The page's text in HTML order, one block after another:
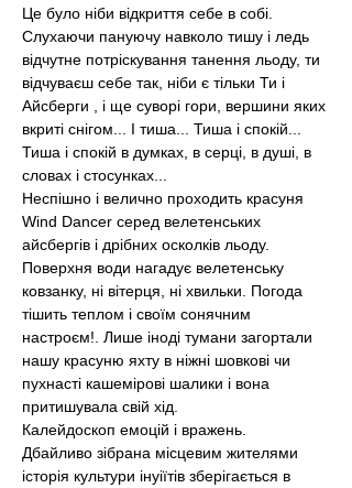
Це було ніби відкриття себе в собі.
Слухаючи пануючу навколо тишу і ледь
відчутне потріскування танення льоду, ти
відчуваєш себе так, ніби є тільки Ти і
Айсберги , і ще суворі гори, вершини яких
вкриті снігом... І тиша... Тиша і спокій...
Тиша і спокій в думках, в серці, в душі, в
словах і стосунках...
Неспішно і велично проходить красуня
Wind Dancer серед велетенських
айсбергів і дрібних осколків льоду.
Поверхня води нагадує велетенську
ковзанку, ні вітерця, ні хвильки. Погода
тішить теплом і своїм сонячним
настроєм!. Лише іноді тумани загортали
нашу красуню яхту в ніжні шовкові чи
пухнасті кашемірові шалики і вона
притишувала свій хід.
Калейдоскоп емоцій і вражень.
Дбайливо зібрана місцевим жителями
історія культури інуіїтів зберігається в